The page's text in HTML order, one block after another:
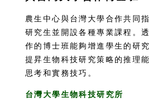
農生中心與台灣大學合作共同
研究生並開設各種專業課程。
作的博士班能夠增進學生的研
提昇生物科技研究策略的推理
思考和實務技巧。
台灣大學生物科技研究所